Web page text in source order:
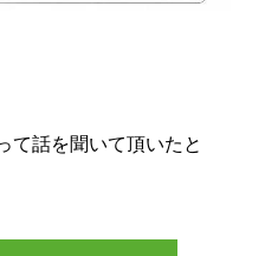
て話を聞いて頂いたと